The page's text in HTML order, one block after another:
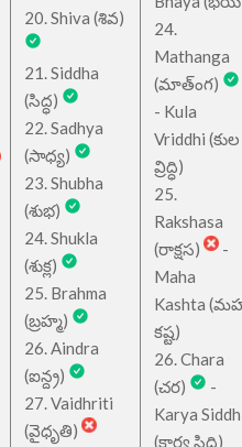
20. Shiva (శివ)
21. Siddha
(సిద్ధ)
22. Sadhya
(సాధ్య)
23. Shubha
(శుభ)
24. Shukla
(శుక్ల)
25. Brahma
(బ్రహ్మ)
26. Aindra
(ఐన్ద్ర)
27. Vaidhriti
(వైధృతి)
24.
Mathanga
(మాత్ంగ)
- Kula
Vriddhi (కుల
వ్రిద్ధి)
25.
Rakshasa
(రాక్షస)
-
Maha
Kashta
కష్ట)
26. Chara
(చర)
-
Karya
(కార్య సిద్ధి)